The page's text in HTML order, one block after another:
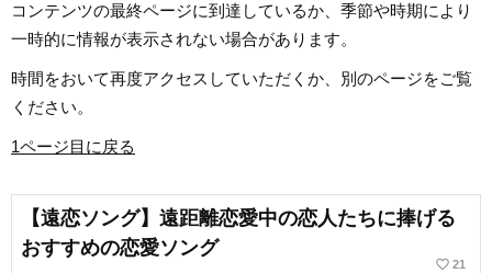
コンテンツの最終ページに到達しているか、季節や時期により
一時的に情報が表示されない場合があります。
時間をおいて再度アクセスしていただくか、別のページをご覧
ください。
1ページ目に戻る
【遠恋ソング】遠距離恋愛中の恋人たちに捧げる
おすすめの恋愛ソング
favorite_border 21